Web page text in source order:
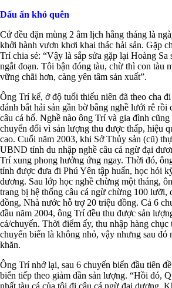
Dấu ấn khó quên
Cứ đều đặn mùng 2 âm lịch hằng tháng là
khởi hành vươn khơi khai thác hải sản. Gặp
Trí chia sẻ: “Vậy là sắp sửa gặp lại Hoàng Sa
ngắt đoạn. Tôi bận đóng tàu, chừ thì con tàu
vững chãi hơn, càng yên tâm sản xuất”.
Ông Trí kể, ở độ tuổi thiếu niên đã theo cha
đánh bắt hải sản gần bờ bằng nghề lưới rê rồi
câu cá hố. Nghề nào ông Trí và gia đình
chuyển đổi vì sản lượng thu được thấp, hiệu
cao. Cuối năm 2003, khi Sở Thủy sản (cũ)
UBND tỉnh du nhập nghề câu cá ngừ đại
Trí xung phong hưởng ứng ngay. Thời đó,
tỉnh được đưa đi Phú Yên tập huấn, học hỏi
dương. Sau lớp học nghề chừng một tháng,
trang bị hệ thống câu cá ngừ chừng 100 lưỡi,
đồng, Nhà nước hỗ trợ 20 triệu đồng. Cả 6
đầu năm 2004, ông Trí đều thu được sản
cá/chuyến. Thời điểm ấy, thu nhập hàng chục
chuyến biển là không nhỏ, vậy nhưng sau đó
khăn.
Ông Trí nhớ lại, sau 6 chuyến biển đầu tiên
biển tiếp theo giảm dần sản lượng. “Hồi đó,
nhất tàu cá của tôi đi câu cá ngừ đại dương.